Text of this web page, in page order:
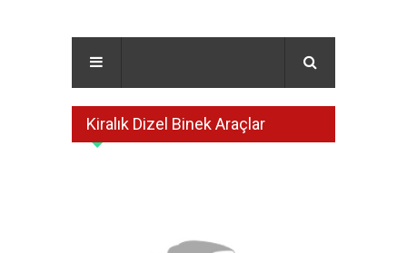
Kiralık Dizel Binek Araçlar